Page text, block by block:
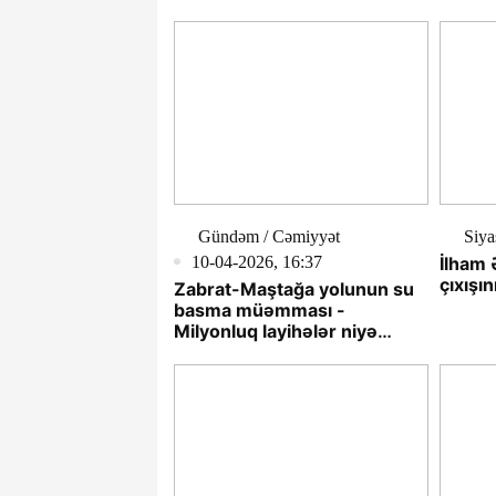
Gündəm / Cəmiyyət
10-04-2026, 16:37
Zabrat-Maştağa yolunun su
basma müəmması -
Milyonluq layihələr niyə
İlham